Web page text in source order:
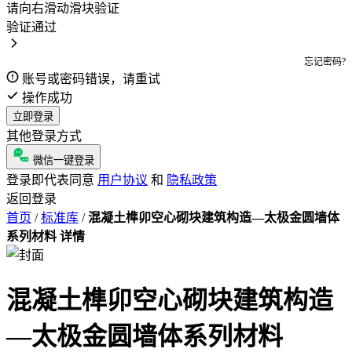
请向右滑动滑块验证
验证通过
忘记密码?
账号或密码错误，请重试
操作成功
立即登录
其他登录方式
微信一键登录
登录即代表同意 用户协议 和 隐私政策
返回登录
首页 / 标准库 / 混凝土榫卯空心砌块建筑构造—太极金圆墙体
系列材料 详情
混凝土榫卯空心砌块建筑构造
—太极金圆墙体系列材料